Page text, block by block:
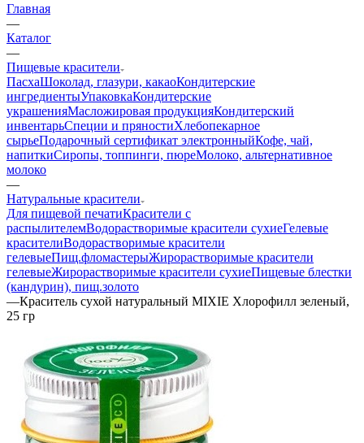
Главная
—
Каталог
—
Пищевые красители
ПасхаШоколад, глазури, какаоКондитерские
ингредиентыУпаковкаКондитерские
украшенияМасложировая продукцияКондитерский
инвентарьСпеции и пряностиХлебопекарное
сырьеПодарочный сертификат электронныйКофе, чай,
напиткиСиропы, топпинги, пюреМолоко, альтернативное
молоко
—
Натуральные красители
Для пищевой печатиКрасители с
распылителемВодорастворимые красители сухиеГелевые
красителиВодорастворимые красители
гелевыеПищ.фломастерыЖирорастворимые красители
гелевыеЖирорастворимые красители сухиеПищевые блестки
(кандурин), пищ.золото
—Краситель сухой натуральный MIXIE Хлорофилл зеленый,
25 гр